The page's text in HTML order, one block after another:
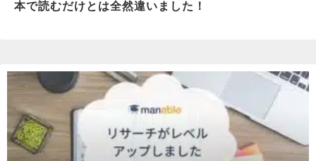
本で読むだけとは全然違いました！